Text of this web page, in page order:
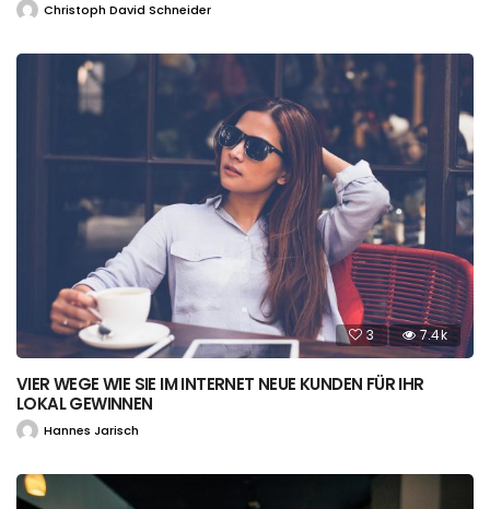
Christoph David Schneider
3 7.4k
VIER WEGE WIE SIE IM INTERNET NEUE KUNDEN FÜR IHR
LOKAL GEWINNEN
Hannes Jarisch